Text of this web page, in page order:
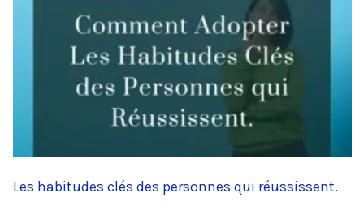
Les habitudes clés des personnes qui réussissent.